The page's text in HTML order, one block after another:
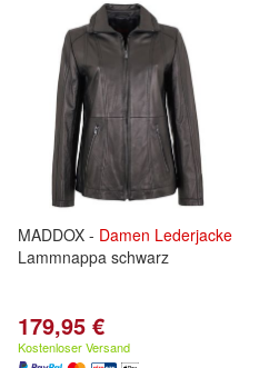
MADDOX - Damen Lederjacke
Lammnappa schwarz
179,95 €
Kostenloser Versand